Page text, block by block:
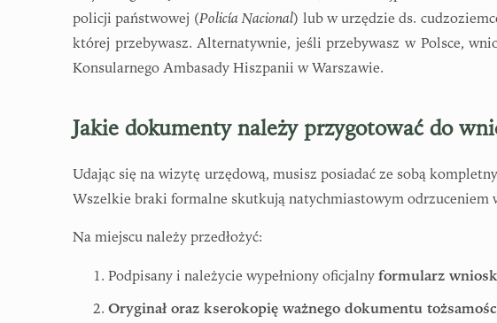
policji państwowej (Policía Nacional) lub w urzędzie ds.
której przebywasz. Alternatywnie, jeśli przebywasz w Polsce,
Konsularnego Ambasady Hiszpanii w Warszawie.
Jakie dokumenty należy przygotować do
Udając się na wizytę urzędową, musisz posiadać ze sobą
Wszelkie braki formalne skutkują natychmiastowym odrzuceniem
Na miejscu należy przedłożyć:
Podpisany i należycie wypełniony oficjalnyformularz
Oryginał oraz kserokopię ważnego dokumentu